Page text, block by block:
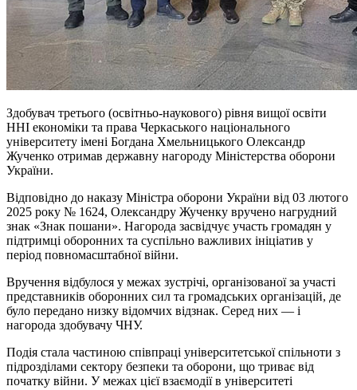
Здобувач третього (освітньо-наукового) рівня вищої освіти
ННІ економіки та права Черкаського національного
університету імені Богдана Хмельницького Олександр
Жученко отримав державну нагороду Міністерства оборони
України.
Відповідно до наказу Міністра оборони України від 03 лютого
2025 року № 1624, Олександру Жученку вручено нагрудний
знак «Знак пошани». Нагорода засвідчує участь громадян у
підтримці оборонних та суспільно важливих ініціатив у
період повномасштабної війни.
Вручення відбулося у межах зустрічі, організованої за участі
представників оборонних сил та громадських організацій, де
було передано низку відомчих відзнак. Серед них — і
нагорода здобувачу ЧНУ.
Подія стала частиною співпраці університетської спільноти з
підрозділами сектору безпеки та оборони, що триває від
початку війни. У межах цієї взаємодії в університеті